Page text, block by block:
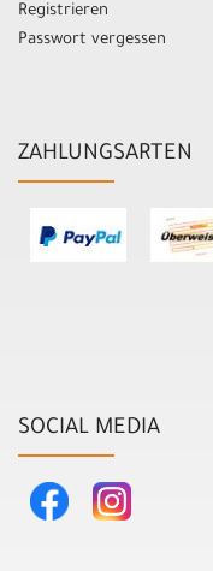
Registrieren
Passwort vergessen
ZAHLUNGSARTEN
SOCIAL MEDIA